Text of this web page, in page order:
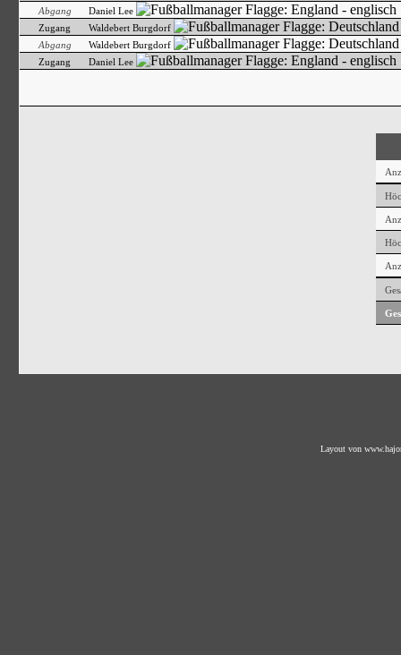
Abgang
Daniel Lee
Zugang
Waldebert Burgdorf
Abgang
Waldebert Burgdorf
Zugang
Daniel Lee
Layout von